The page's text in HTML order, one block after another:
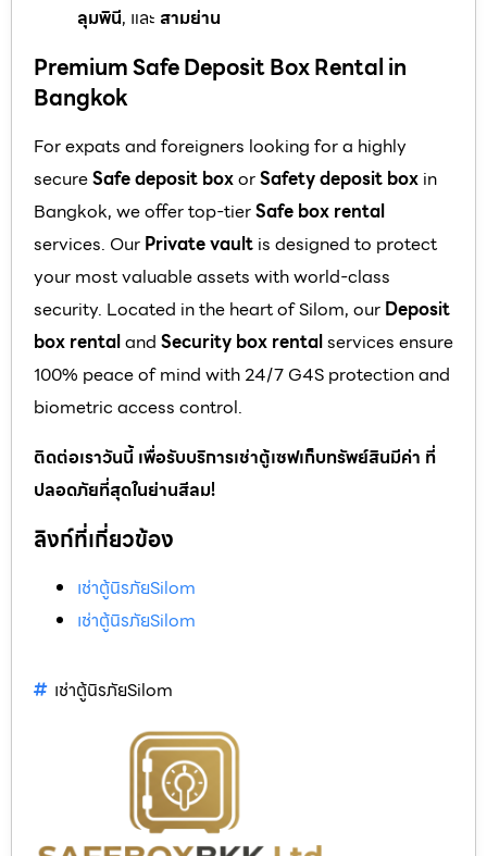
ลุมพินี, และ สามย่าน
Premium Safe Deposit Box Rental in
Bangkok
For expats and foreigners looking for a highly
secureSafe deposit boxorSafety deposit box in
Bangkok, we offer top-tierSafe box rental
services. Our Private vault is designed to protect
your most valuable assets with world-class
security. Located in the heart of Silom, our Deposit
box rentaland Security box rentalservices ensure
100% peace of mind with 24/7 G4S protection and
biometric access control.
ติดต่อเราวันนี้ เพื่อรับบริการเช่าตู้เซฟเก็บทรัพย์สินมีค่า ที่
ปลอดภัยที่สุดในย่านสีลม!
ลิงก์ที่เกี่ยวข้อง
เช่าตู้นิรภัยSilom
เช่าตู้นิรภัยSilom
เช่าตู้นิรภัยSilom